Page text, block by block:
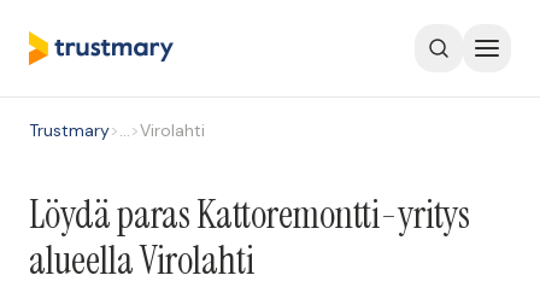
Trustmary>…>Virolahti
Löydä paras Kattoremontti-yritys
alueella Virolahti